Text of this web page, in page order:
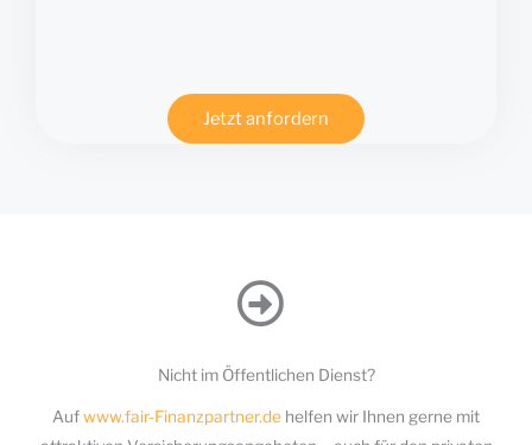
Jetzt anfordern
Nicht im Öffentlichen Dienst?
Aufwww.fair-Finanzpartner.de helfen wir Ihnen gerne mit